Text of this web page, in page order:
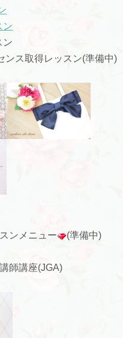
ン
ン
ンス取得レッスン(準備中)
ンメニュー
(準備中)
師講座(JGA)